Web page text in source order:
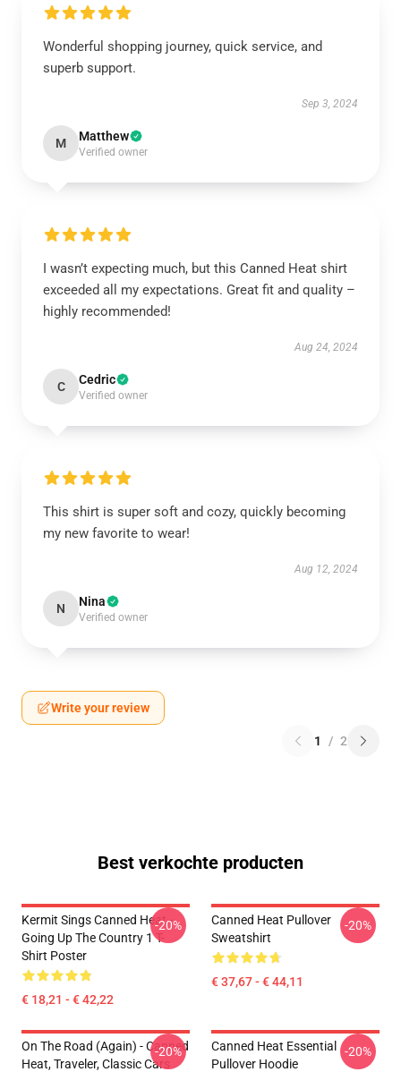
Wonderful shopping journey, quick service, and
superb support.
Sep 3, 2024
M Matthew
Verified owner
I wasn’t expecting much, but this Canned Heat shirt
exceeded all my expectations. Great fit and quality –
highly recommended!
Aug 24, 2024
C Cedric
Verified owner
This shirt is super soft and cozy, quickly becoming
my new favorite to wear!
Aug 12, 2024
N Nina
Verified owner
Write your review
1 / 2
Best verkochte producten
Kermit Sings Canned Heat -
Going Up The Country 1 T-
Shirt Poster
€ 18,21 - € 42,22
-20%
Canned Heat Pullover
Sweatshirt
€ 37,67 - € 44,11
-20%
On The Road (again) - Canned
Heat, Traveler, Classic Cars
-20%
Canned Heat Essential
Pullover Hoodie
-20%